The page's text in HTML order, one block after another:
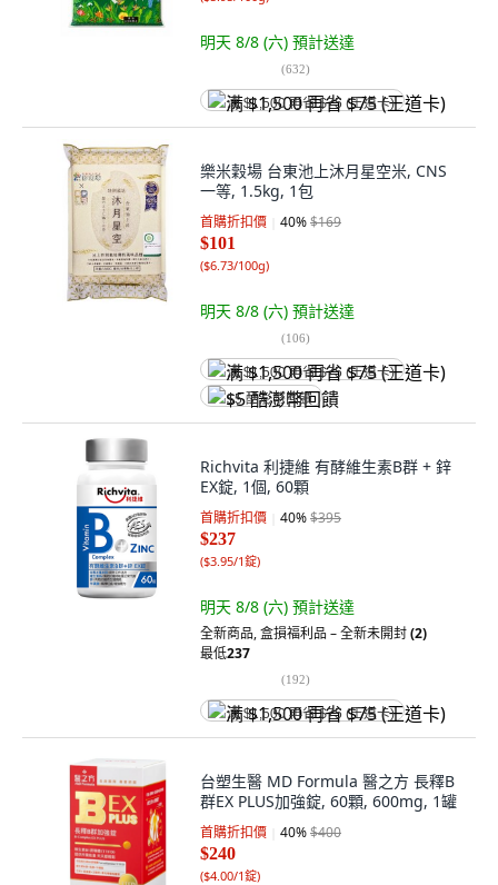
明天 8/8 (六) 預計送達
(632)
满 $1,500 再省 $75 (王道卡)
樂米穀場 台東池上沐月星空米, CNS
一等, 1.5kg, 1包
首購折扣價 40%$169
$101
($6.73/100g)
明天 8/8 (六) 預計送達
(106)
满 $1,500 再省 $75 (王道卡)
$5 酷澎幣回饋
Richvita 利捷維 有酵維生素B群 + 鋅
EX錠, 1個, 60顆
首購折扣價 40%$395
$237
($3.95/1錠)
明天 8/8 (六) 預計送達
全新商品,盒損福利品 – 全新未開封(2)
最低237
(192)
满 $1,500 再省 $75 (王道卡)
台塑生醫 MD Formula 醫之方 長釋B
群EX PLUS加強錠, 60顆, 600mg, 1罐
首購折扣價 40%$400
$240
($4.00/1錠)